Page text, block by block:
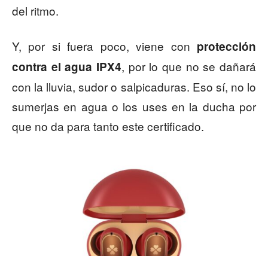
del ritmo.
Y, por si fuera poco, viene con protección
contra el agua IPX4, por lo que no se dañará
con la lluvia, sudor o salpicaduras. Eso sí, no lo
sumerjas en agua o los uses en la ducha por
que no da para tanto este certificado.